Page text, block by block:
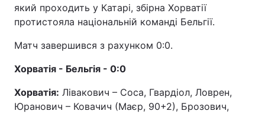
який проходить у Катарі, збірна Хорватії
протистояла національній команді Бельгії.
Матч завершився з рахунком 0:0.
Хорватія - Бельгія - 0:0
Хорватія: Лівакович – Соса, Гвардіол, Ловрен,
Юранович – Ковачич (Маєр, 90+2), Брозович,